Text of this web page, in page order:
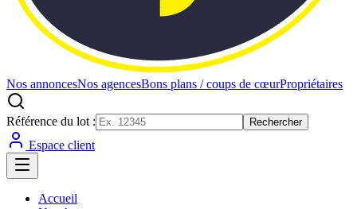
Nos annoncesNos agencesBons plans / coups de cœurPropriétaires
Référence du lot : Rechercher
Espace client
Accueil